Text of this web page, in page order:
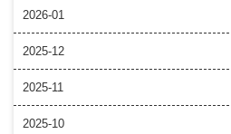
2026-01
2025-12
2025-11
2025-10